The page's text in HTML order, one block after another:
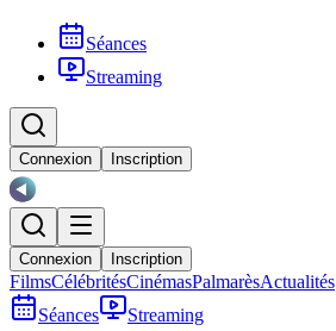
Séances
Streaming
Connexion Inscription
Connexion Inscription
FilmsCélébritésCinémasPalmarèsActualités
Séances
Streaming